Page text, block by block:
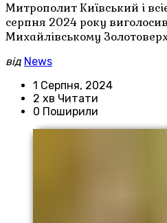
Митрополит Київський і
серпня 2024 року
Михайлівському
від News
1 Серпня, 2024
2 хв Читати
0 Поширили